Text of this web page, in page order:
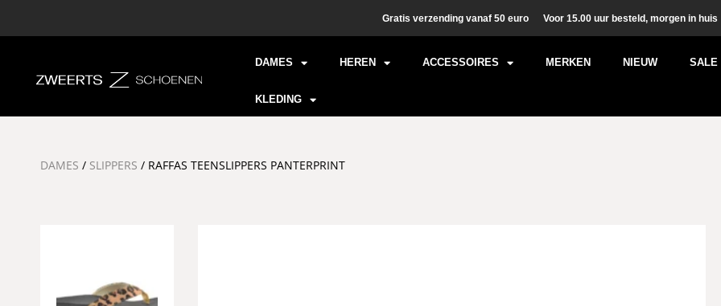
Gratis verzending vanaf 50 euro Voor 15.00 uur besteld, morgen in huis
DAMES HEREN ACCESSOIRES MERKEN NIEUW SALE
KLEDING
DAMES / SLIPPERS / RAFFAS TEENSLIPPERS PANTERPRINT